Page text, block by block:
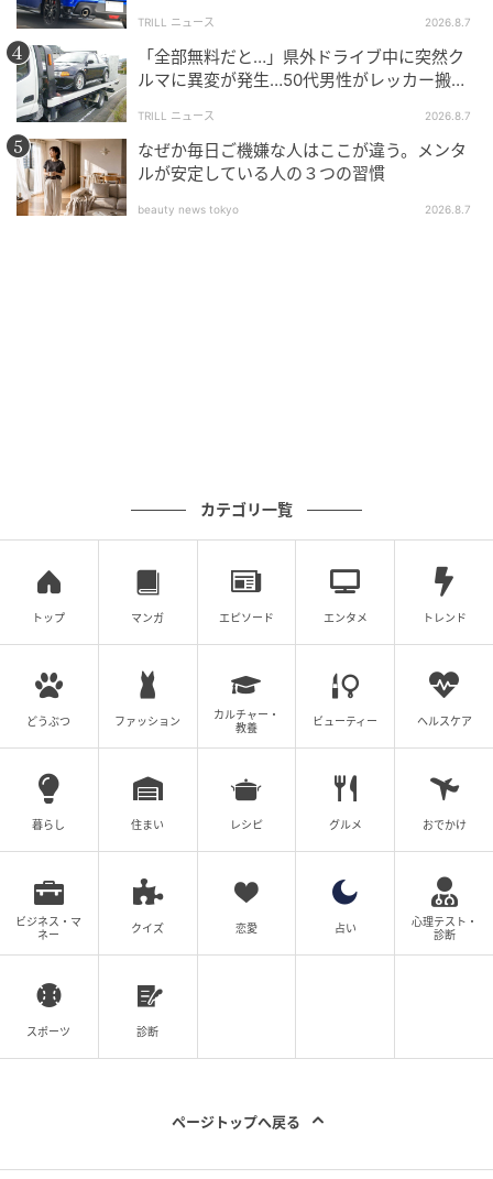
ホームベーカリーで焼いたパン（左）とコンパクトベ
ーカリーで焼いたパン（右）
一斤の3/5サイズ、約0.6斤（※2）のミニ食パンを作る
ことができます。これなら、小世帯でも食パンを余ら
（※1）2024年7月3日現在。国内ホームベーカリー市
場において（同社調べ）
（※2）同社1斤比、約0.6斤相当
TRILL ニュース 2026.8.7
「全部無料だと…」県外ドライブ中に突然ク
ルマに異変が発生…50代男性がレッカー搬送
TRILL ニュース 2026.8.7
なぜか毎日ご機嫌な人はここが違う。メンタ
ルが安定している人の３つの習慣
beauty news tokyo 2026.8.7
カテゴリ一覧
トップ マンガ エピソード エンタメ トレンド
どうぶつ ファッション
カルチャー・
教養
ビューティー ヘルスケア
暮らし 住まい レシピ グルメ おでかけ
ビジネス・マ
ネー
クイズ 恋愛 占い
心理テスト・
診断
スポーツ 診断
ページトップへ戻る